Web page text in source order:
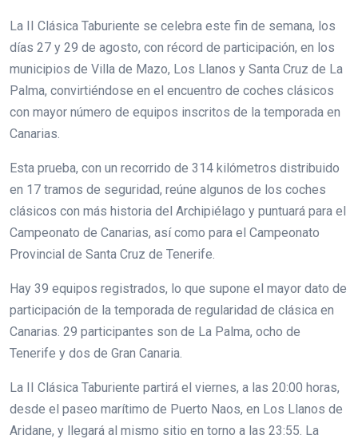
La II Clásica Taburiente se celebra este fin de semana, los
días 27 y 29 de agosto, con récord de participación, en los
municipios de Villa de Mazo, Los Llanos y Santa Cruz de La
Palma, convirtiéndose en el encuentro de coches clásicos
con mayor número de equipos inscritos de la temporada en
Canarias.
Esta prueba, con un recorrido de 314 kilómetros distribuido
en 17 tramos de seguridad, reúne algunos de los coches
clásicos con más historia del Archipiélago y puntuará para el
Campeonato de Canarias, así como para el Campeonato
Provincial de Santa Cruz de Tenerife.
Hay 39 equipos registrados, lo que supone el mayor dato de
participación de la temporada de regularidad de clásica en
Canarias. 29 participantes son de La Palma, ocho de
Tenerife y dos de Gran Canaria.
La II Clásica Taburiente partirá el viernes, a las 20:00 horas,
desde el paseo marítimo de Puerto Naos, en Los Llanos de
Aridane, y llegará al mismo sitio en torno a las 23:55. La